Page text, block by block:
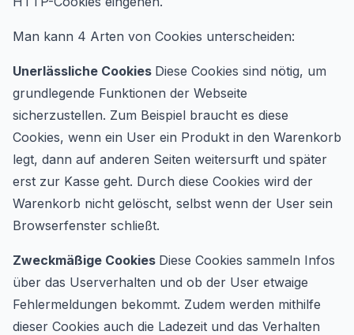
Man kann 4 Arten von Cookies unterscheiden:
Unerlässliche Cookies Diese Cookies sind nötig, um
grundlegende Funktionen der Webseite
sicherzustellen. Zum Beispiel braucht es diese
Cookies, wenn ein User ein Produkt in den Warenkorb
legt, dann auf anderen Seiten weitersurft und später
erst zur Kasse geht. Durch diese Cookies wird der
Warenkorb nicht gelöscht, selbst wenn der User sein
Browserfenster schließt.
Zweckmäßige Cookies Diese Cookies sammeln Infos
über das Userverhalten und ob der User etwaige
Fehlermeldungen bekommt. Zudem werden mithilfe
dieser Cookies auch die Ladezeit und das Verhalten